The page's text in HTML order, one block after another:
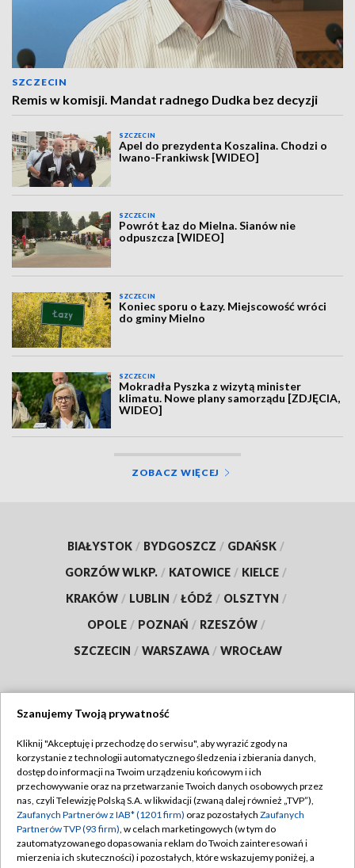
SZCZECIN
Remis w komisji. Mandat radnego Dudka bez decyzji
SZCZECIN
Apel do prezydenta Koszalina. Chodzi o
Iwano-Frankiwsk [WIDEO]
SZCZECIN
Powrót Łaz do Mielna. Sianów nie
odpuszcza [WIDEO]
SZCZECIN
Koniec sporu o Łazy. Miejscowość wróci
do gminy Mielno
SZCZECIN
Mokradła Pyszka z wizytą minister
klimatu. Nowe plany samorządu [ZDJĘCIA,
WIDEO]
ZOBACZ WIĘCEJ
BIAŁYSTOK / BYDGOSZCZ / GDAŃSK /
GORZÓW WLKP. / KATOWICE / KIELCE /
KRAKÓW / LUBLIN / ŁÓDŹ / OLSZTYN /
OPOLE / POZNAŃ / RZESZÓW /
SZCZECIN / WARSZAWA / WROCŁAW
TVP
Abonament TVP
Emisja w TVP
Centrum informacji TVP
Naziemna Telewizja Cyfrowa
Regulamin TVP
Polityka prywatności
Moje zgody
Szanujemy Twoją prywatność
Kliknij "Akceptuję i przechodzę do serwisu", aby wyrazić zgody na
korzystanie z technologii automatycznego śledzenia i zbierania danych,
dostęp do informacji na Twoim urządzeniu końcowym i ich
przechowywanie oraz na przetwarzanie Twoich danych osobowych przez
nas, czyli Telewizję Polską S.A. w likwidacji (zwaną dalej również „TVP”),
Zaufanych Partnerów z IAB* (1201 firm) oraz pozostałych Zaufanych
Partnerów TVP (93 firm), w celach marketingowych (w tym do
zautomatyzowanego dopasowania reklam do Twoich zainteresowań i
mierzenia ich skuteczności) i pozostałych, które wskazujemy poniżej, a